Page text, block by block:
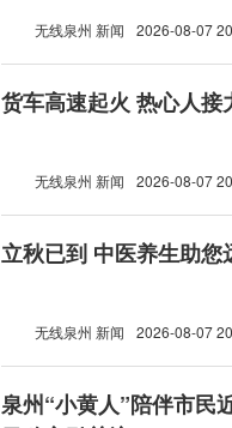
无线泉州 新闻 2026-08-07
货车高速起火 热心人接
无线泉州 新闻 2026-08-07
立秋已到 中医养生助您
无线泉州 新闻 2026-08-07
泉州“小黄人”陪伴市民